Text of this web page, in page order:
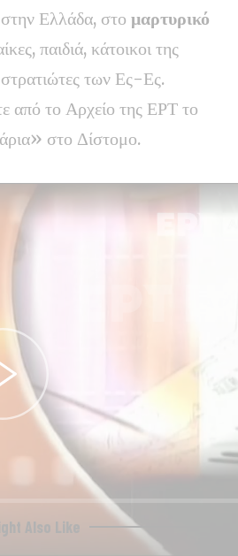
Ελλάδα, στο μαρτυρικό
παιδιά, κάτοικοι της
των Ες-Ες.
από το Αρχείο της ΕΡΤ το
στο Δίστομο.
σφαγής
Μιλούν οι κάτοικοι:
Φιλίππου, Ευφροσύνη
Ζήσης, η αντιπρόεδρος της
και ο δήμαρχος
Also Like